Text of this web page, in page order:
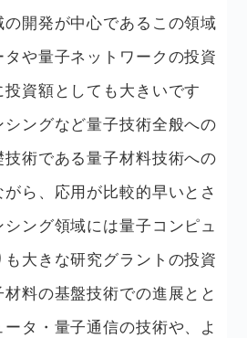
開発が中心であるこの領域
や量子ネットワークの投資
資額としても大きいです
ングなど量子技術全般への
術である量子材料技術への
ら、応用が比較的早いとさ
ング領域には量子コンピュ
大きな研究グラントの投資
料の基盤技術での進展とと
タ・量子通信の技術や、よ